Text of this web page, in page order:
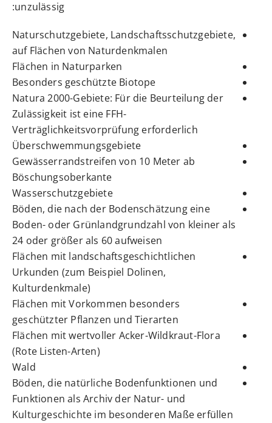
unzulässig:
Naturschutzgebiete, Landschaftsschutzgebiete,
auf Flächen von Naturdenkmalen
Flächen in Naturparken
Besonders geschützte Biotope
Natura 2000-Gebiete: Für die Beurteilung der
Zulässigkeit ist eine FFH-
Verträglichkeitsvorprüfung erforderlich
Überschwemmungsgebiete
Gewässerrandstreifen von 10 Meter ab
Böschungsoberkante
Wasserschutzgebiete
Böden, die nach der Bodenschätzung eine
Boden- oder Grünlandgrundzahl von kleiner als
24 oder größer als 60 aufweisen
Flächen mit landschaftsgeschichtlichen
Urkunden (zum Beispiel Dolinen,
Kulturdenkmale)
Flächen mit Vorkommen besonders
geschützter Pflanzen und Tierarten
Flächen mit wertvoller Acker-Wildkraut-Flora
(Rote Listen-Arten)
Wald
Böden, die natürliche Bodenfunktionen und
Funktionen als Archiv der Natur- und
Kulturgeschichte im besonderen Maße erfüllen